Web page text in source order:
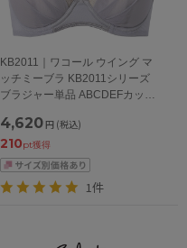
KB2011｜ワコール ウイング マ
ッチミーブラ KB2011シリーズ
ブラジャー単品 ABCDEFカップ
4,620 円 (税込)
210pt獲得
1件